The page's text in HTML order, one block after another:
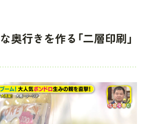
奥行きを作る「二層印刷」